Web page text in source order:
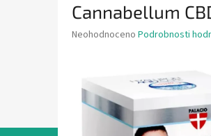
Cannabellum
Průměrné
0,0
Neohodnoceno Podrobnosti